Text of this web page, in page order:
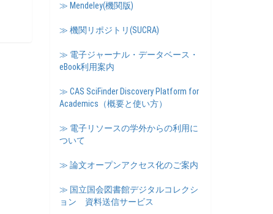
≫ Mendeley(機関版)
≫ 機関リポジトリ(SUCRA)
≫ 電子ジャーナル・データベース・
eBook利用案内
≫ CAS SciFinder Discovery Platform for
Academics（概要と使い方）
≫ 電子リソースの学外からの利用に
ついて
≫ 論文オープンアクセス化のご案内
≫ 国立国会図書館デジタルコレクシ
ョン 資料送信サービス